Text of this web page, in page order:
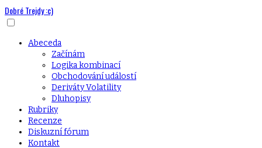
Skip
to
Dobré Trejdy :c)
Menu
Abeceda
Začínám
Logika kombinací
Obchodování událostí
Deriváty Volatility
Dluhopisy
Rubriky
Recenze
Diskuzní fórum
Kontakt